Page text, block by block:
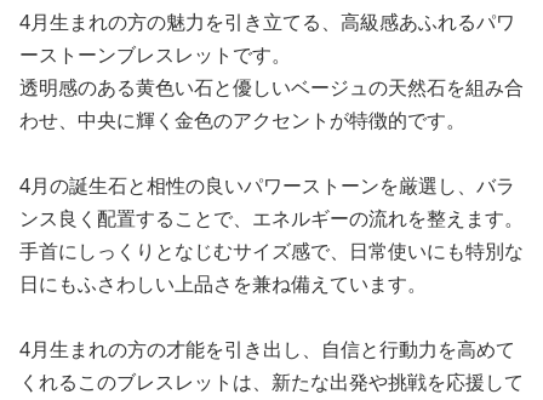
4月生まれの方の魅力を引き立てる、高級感あふれるパワ
ーストーンブレスレットです。
透明感のある黄色い石と優しいベージュの天然石を組み合
わせ、中央に輝く金色のアクセントが特徴的です。
4月の誕生石と相性の良いパワーストーンを厳選し、バラ
ンス良く配置することで、エネルギーの流れを整えます。
手首にしっくりとなじむサイズ感で、日常使いにも特別な
日にもふさわしい上品さを兼ね備えています。
4月生まれの方の才能を引き出し、自信と行動力を高めて
くれるこのブレスレットは、新たな出発や挑戦を応援して